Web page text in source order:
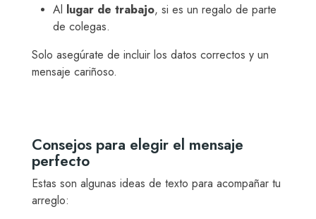
Al lugar de trabajo, si es un regalo de parte
de colegas.
Solo asegúrate de incluir los datos correctos y un
mensaje cariñoso.
Consejos para elegir el mensaje
perfecto
Estas son algunas ideas de texto para acompañar tu
arreglo: